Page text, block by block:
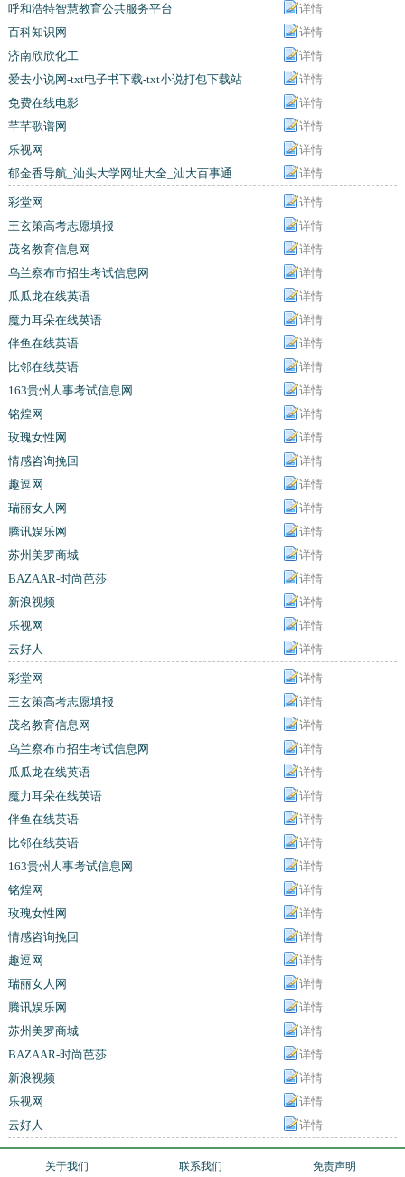
呼和浩特智慧教育公共服务平台
详情
百科知识网
详情
济南欣欣化工
详情
爱去小说网-txt电子书下载-txt小说打包下载站
详情
免费在线电影
详情
芊芊歌谱网
详情
乐视网
详情
郁金香导航_汕头大学网址大全_汕大百事通
详情
彩堂网
详情
王玄策高考志愿填报
详情
茂名教育信息网
详情
乌兰察布市招生考试信息网
详情
瓜瓜龙在线英语
详情
魔力耳朵在线英语
详情
伴鱼在线英语
详情
比邻在线英语
详情
163贵州人事考试信息网
详情
铭煌网
详情
玫瑰女性网
详情
情感咨询挽回
详情
趣逗网
详情
瑞丽女人网
详情
腾讯娱乐网
详情
苏州美罗商城
详情
BAZAAR-时尚芭莎
详情
新浪视频
详情
乐视网
详情
云好人
详情
彩堂网
详情
王玄策高考志愿填报
详情
茂名教育信息网
详情
乌兰察布市招生考试信息网
详情
瓜瓜龙在线英语
详情
魔力耳朵在线英语
详情
伴鱼在线英语
详情
比邻在线英语
详情
163贵州人事考试信息网
详情
铭煌网
详情
玫瑰女性网
详情
情感咨询挽回
详情
趣逗网
详情
瑞丽女人网
详情
腾讯娱乐网
详情
苏州美罗商城
详情
BAZAAR-时尚芭莎
详情
新浪视频
详情
乐视网
详情
云好人
详情
关于我们 联系我们 免责声明